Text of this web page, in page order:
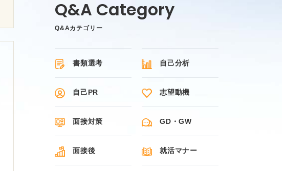
Q&Aカテゴリー
書類選考 自己分析
自己PR 志望動機
面接対策 GD・GW
面接後 就活マナー